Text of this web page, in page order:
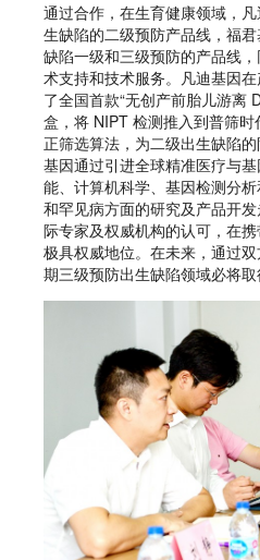
通过合作，在生育健康领域，
生缺陷的二级预防产品线，福
缺陷一级和三级预防的产品线
术支持和技术服务。凡迪基因
了全国首款“无创产前胎儿游离
盒，将 NIPT 检测推入到普筛时
正筛选算法，为二级出生缺陷
基因通过引进全球精准医疗与
能、计算机科学、基因检测分
和罕见病方面的研究及产品开
际专家及权威机构的认可，在
极具权威地位。在未来，通过
期三级预防出生缺陷领域必将取